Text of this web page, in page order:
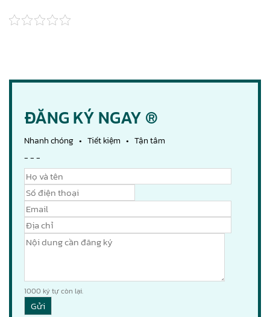
ĐĂNG KÝ NGAY ®
Nhanh chóng • Tiết kiệm • Tận tâm
- - -
1000 ký tự còn lại.